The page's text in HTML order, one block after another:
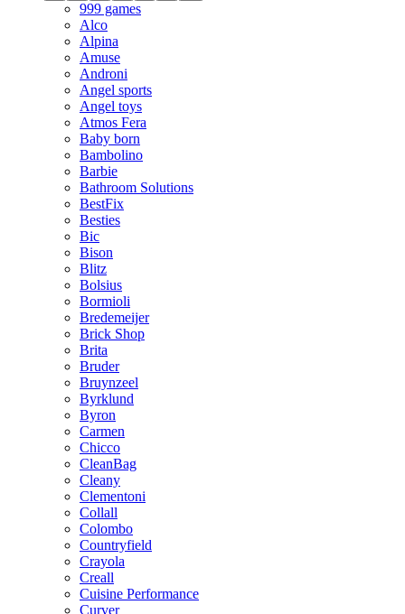
999 games
Alco
Alpina
Amuse
Androni
Angel sports
Angel toys
Atmos Fera
Baby born
Bambolino
Barbie
Bathroom Solutions
BestFix
Besties
Bic
Bison
Blitz
Bolsius
Bormioli
Bredemeijer
Brick Shop
Brita
Bruder
Bruynzeel
Byrklund
Byron
Carmen
Chicco
CleanBag
Cleany
Clementoni
Collall
Colombo
Countryfield
Crayola
Creall
Cuisine Performance
Curver